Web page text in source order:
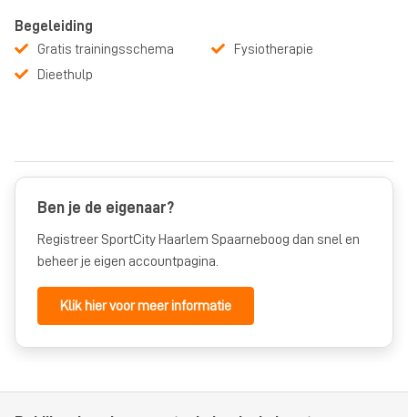
Begeleiding
Gratis trainingsschema
Dieethulp
Fysiotherapie
Ben je de eigenaar?
Registreer SportCity Haarlem Spaarneboog dan snel en
beheer je eigen accountpagina.
Klik hier voor meer informatie